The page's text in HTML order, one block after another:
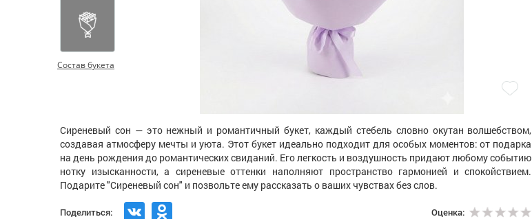
Состав букета
Сиреневый сон — это нежный и романтичный букет, каждый стебель словно окутан волшебством,
создавая атмосферу мечты и уюта. Этот букет идеально подходит для особых моментов: от подарка
на день рождения до романтических свиданий. Его легкость и воздушность придают любому событию
нотку изысканности, а сиреневые оттенки наполняют пространство гармонией и спокойствием.
Подарите "Сиреневый сон" и позвольте ему рассказать о ваших чувствах без слов.
Поделиться: Оценка: